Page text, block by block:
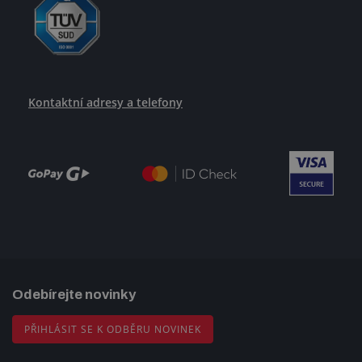
Kontaktní adresy a telefony
Odebírejte novinky
PŘIHLÁSIT SE K ODBĚRU NOVINEK